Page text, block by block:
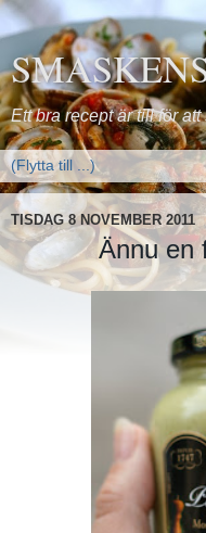
Ett bra recept är till för att
TISDAG 8 NOVEMBER 2011
Ännu en